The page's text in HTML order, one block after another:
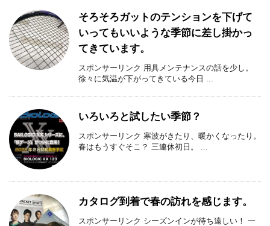
そろそろガットのテンションを下げて
いってもいいような季節に差し掛かっ
てきています。
スポンサーリンク 用具メンテナンスの話を少し。
徐々に気温が下がってきている今日 ...
いろいろと試したい季節？
スポンサーリンク 寒波がきたり、暖かくなったり。
春はもうすぐそこ？ 三連休初日。 ...
カタログ到着で春の訪れを感じます。
スポンサーリンク シーズンインが待ち遠しい！ 一